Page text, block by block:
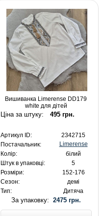
Вишиванка Limerense DD179
white для дітей
Ціна за штуку: 495 грн.
Артикул ID:
2342715
Постачальник:
Limerense
Колір:
білий
Штук в упаковці:
5
Розміри:
152-176
Сезон:
демі
Тип:
Дитяча
За упаковку: 2475 грн.